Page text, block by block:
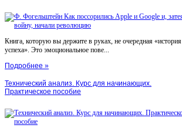
Книга, которую вы держите в руках, не очередная «история
успеха». Это эмоциональное пове...
Подробнее »
Технический анализ. Курс для начинающих.
Практическое пособие